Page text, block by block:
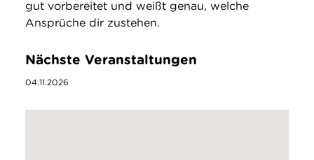
gut vorbereitet und weißt genau, welche
Ansprüche dir zustehen.
Nächste Veranstaltungen
04.11.2026